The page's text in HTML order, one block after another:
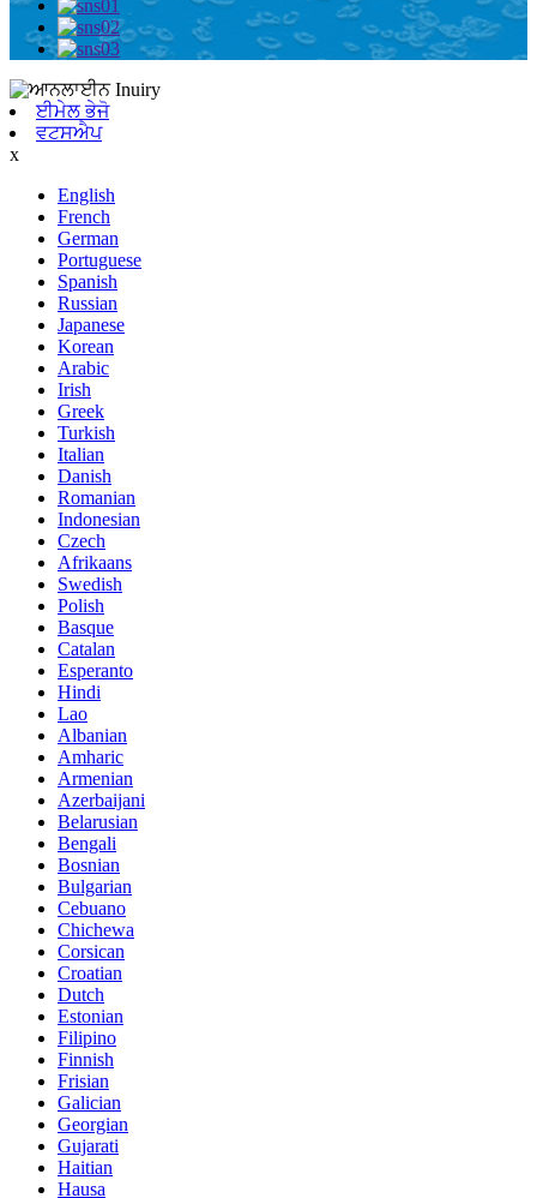
ਈਮੇਲ ਭੇਜੋ
ਵਟਸਐਪ
x
English
French
German
Portuguese
Spanish
Russian
Japanese
Korean
Arabic
Irish
Greek
Turkish
Italian
Danish
Romanian
Indonesian
Czech
Afrikaans
Swedish
Polish
Basque
Catalan
Esperanto
Hindi
Lao
Albanian
Amharic
Armenian
Azerbaijani
Belarusian
Bengali
Bosnian
Bulgarian
Cebuano
Chichewa
Corsican
Croatian
Dutch
Estonian
Filipino
Finnish
Frisian
Galician
Georgian
Gujarati
Haitian
Hausa